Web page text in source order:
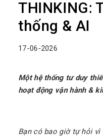
THINKING:
thống & AI
17-06-2026
Một hệ thống tư duy
hoạt động vận hành &
Bạn có bao giờ tự hỏi